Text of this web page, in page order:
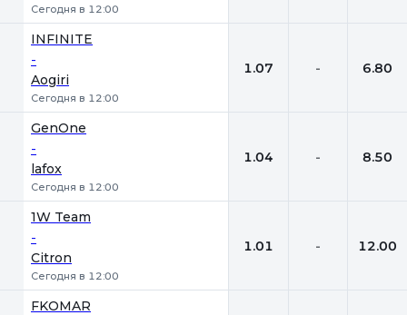
Сегодня в 12:00
INFINITE
-
Aogiri
Сегодня в 12:00
1.07 - 6.80
GenOne
-
lafox
Сегодня в 12:00
1.04 - 8.50
1W Team
-
Citron
Сегодня в 12:00
1.01 - 12.00
FKOMAR